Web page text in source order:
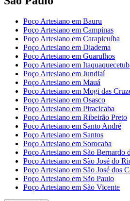
Poço Artesiano em Bauru
Poço Artesiano em Campinas
Poço Artesiano em Carapicuíba
Poço Artesiano em Diadema
Poço Artesiano em Guarulhos
Poço Artesiano em
Poço Artesiano em Jundiaí
Poço Artesiano em Mauá
Poço Artesiano em Mogi das
Poço Artesiano em Osasco
Poço Artesiano em Piracicaba
Poço Artesiano em Ribeirão Preto
Poço Artesiano em Santo André
Poço Artesiano em Santos
Poço Artesiano em Sorocaba
Poço Artesiano em São Bernardo
Poço Artesiano em São José do
Poço Artesiano em São José dos
Poço Artesiano em São Paulo
Poço Artesiano em São Vicente